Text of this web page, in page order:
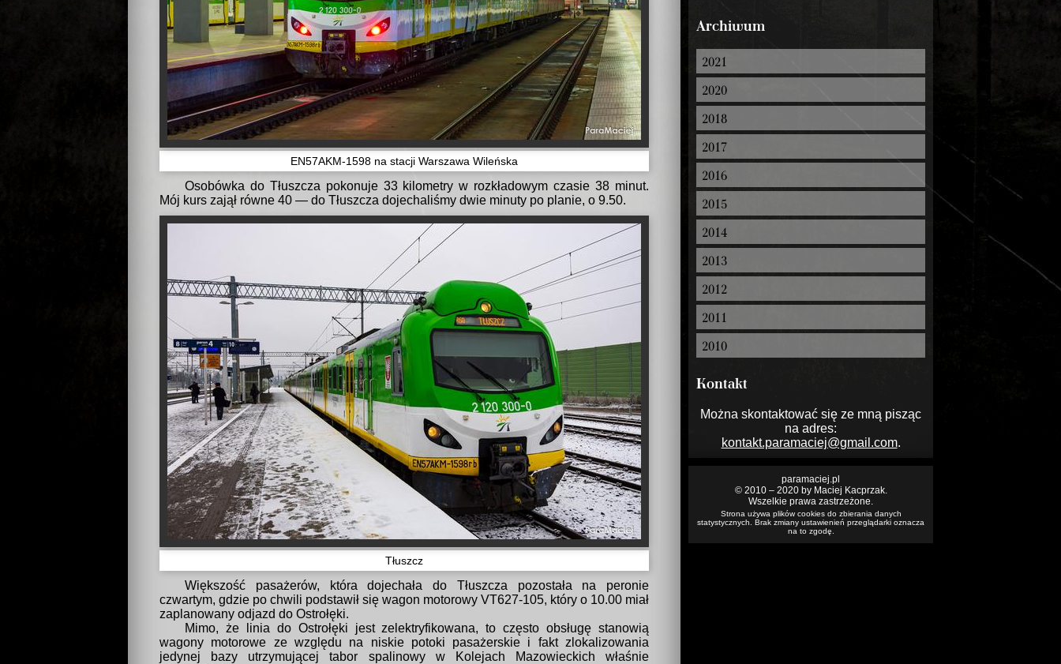
EN57AKM-1598 na stacji Warszawa Wileńska
Osobówka do Tłuszcza pokonuje 33 kilometry w rozkładowym czasie 38 minut.
Mój kurs zajął równe 40 — do Tłuszcza dojechaliśmy dwie minuty po planie, o 9.50.
Tłuszcz
Większość pasażerów, która dojechała do Tłuszcza pozostała na peronie
czwartym, gdzie po chwili podstawił się wagon motorowy VT627-105, który o 10.00 miał
zaplanowany odjazd do Ostrołęki.
Mimo, że linia do Ostrołęki jest zelektryfikowana, to często obsługę stanowią
wagony motorowe ze względu na niskie potoki pasażerskie i fakt zlokalizowania
jedynej bazy utrzymującej tabor spalinowy w Kolejach Mazowieckich właśnie
Archiwum
2021
2020
2018
2017
2016
2015
2014
2013
2012
2011
2010
Kontakt
Można skontaktować się ze mną pisząc
na adres:
kontakt.paramaciej@gmail.com.
paramaciej.pl
© 2010 – 2020 by Maciej Kacprzak.
Wszelkie prawa zastrzeżone.
Strona używa plików cookies do zbierania danych
statystycznych. Brak zmiany ustawienień przeglądarki oznacza
na to zgodę.